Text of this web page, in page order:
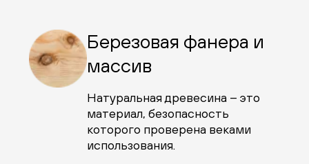
Березовая фанера и
массив
Натуральная древесина – это
материал, безопасность
которого проверена веками
использования.